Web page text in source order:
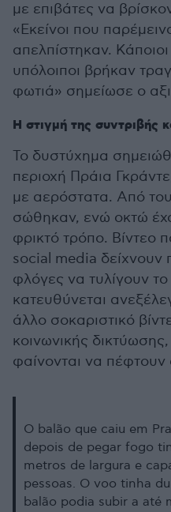
με επιβάτες να
«Εκείνοι που
απελπίστηκαν. Κάποιοι
υπόλοιποι βρήκαν
φωτιά» σημείωσε ο
Η στιγμή της συντριβής
Το δυστύχημα
περιοχή Πράια
με αερόστατα. Από
σώθηκαν, ενώ οκτώ
φρικτό τρόπο. Βίντεο
social media δείχνουν
φλόγες να τυλίγουν
κατευθύνεται
άλλο σοκαριστικό
κοινωνικής
φαίνονται να πέφτουν
O balão que caiu em
depois de pegar fogo
metros de largura e
pessoas. O voo tinha
balão podia subir a até